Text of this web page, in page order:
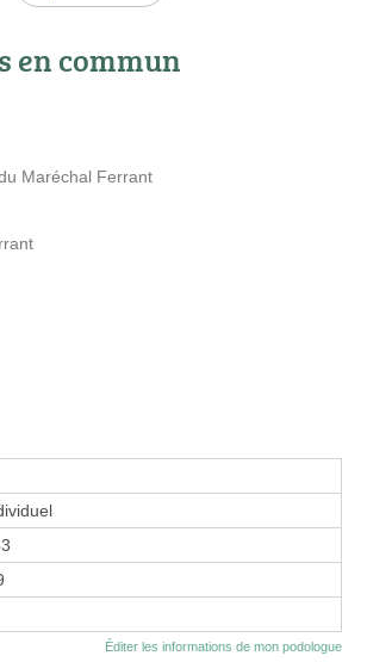
en commun
Maréchal Ferrant
Éditer les informations de mon podologue